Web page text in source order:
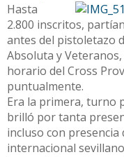
Hasta
2.800 inscritos,
antes del pistoletazo
Absoluta y
horario del Cross
puntualmente.
Era la primera, turno
brilló por tanta
incluso con
internacional